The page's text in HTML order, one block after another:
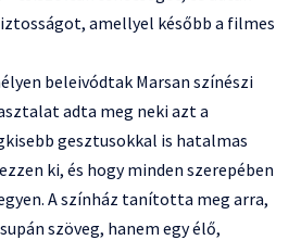
amellyel később a filmes
beleivódtak Marsan színészi
adta meg neki azt a
gesztusokkal is hatalmas
ki, és hogy minden szerepében
A színház tanította meg arra,
szöveg, hanem egy élő,